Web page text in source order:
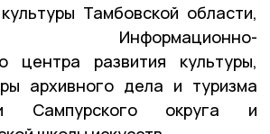
Тамбовской области,
Информационно-
центра развития культуры,
архивного дела и туризма
Сампурского округа и